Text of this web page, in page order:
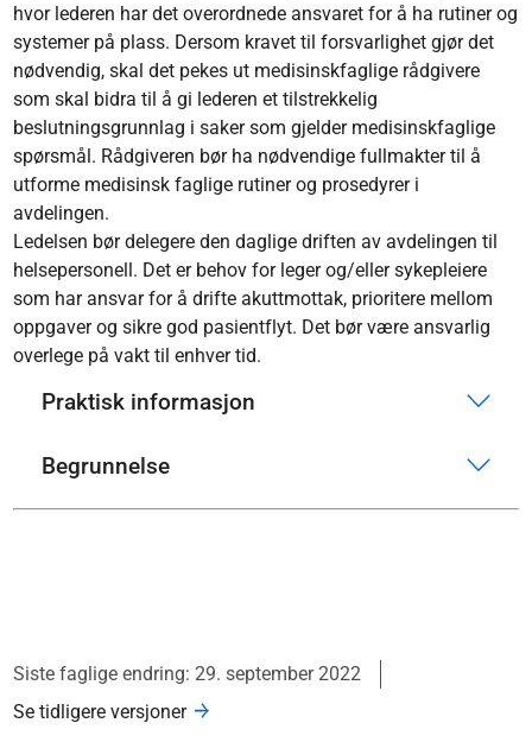
hvor lederen har det overordnede ansvaret for å ha rutiner og
systemer på plass. Dersom kravet til forsvarlighet gjør det
nødvendig, skal det pekes ut medisinskfaglige rådgivere
som skal bidra til å gi lederen et tilstrekkelig
beslutningsgrunnlag i saker som gjelder medisinskfaglige
spørsmål. Rådgiveren bør ha nødvendige fullmakter til å
utforme medisinsk faglige rutiner og prosedyrer i
avdelingen.
Ledelsen bør delegere den daglige driften av avdelingen til
helsepersonell. Det er behov for leger og/eller sykepleiere
som har ansvar for å drifte akuttmottak, prioritere mellom
oppgaver og sikre god pasientflyt. Det bør være ansvarlig
overlege på vakt til enhver tid.
Praktisk informasjon
Begrunnelse
Siste faglige endring: 29. september 2022
Se tidligere versjoner